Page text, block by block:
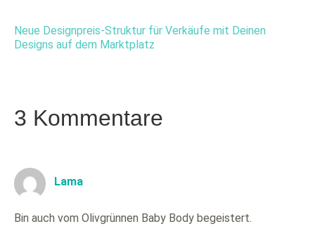
Neue Designpreis-Struktur für Verkäufe mit Deinen
Designs auf dem Marktplatz
3 Kommentare
Lama
Bin auch vom Olivgrünnen Baby Body begeistert.